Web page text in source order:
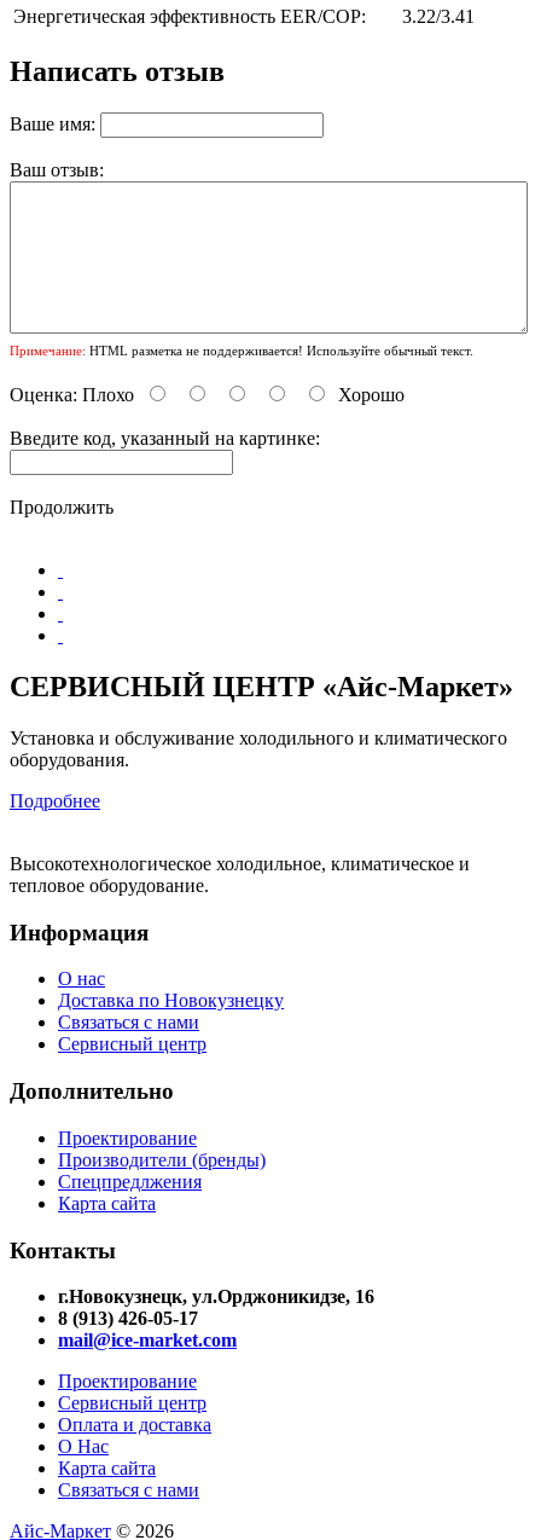
Энергетическая эффективность EER/COP:
3.22/3.41
Написать отзыв
Ваше имя:
Ваш отзыв:
Примечание: HTML разметка не поддерживается! Используйте обычный текст.
Оценка: Плохо Хорошо
Введите код, указанный на картинке:
Продолжить
СЕРВИСНЫЙ ЦЕНТР «Айс-Маркет»
Установка и обслуживание холодильного и климатического
оборудования.
Подробнее
Высокотехнологическое холодильное, климатическое и
тепловое оборудование.
Информация
О нас
Доставка по Новокузнецку
Связаться с нами
Сервисный центр
Дополнительно
Проектирование
Производители (бренды)
Спецпредлжения
Карта сайта
Контакты
г.Новокузнецк, ул.Орджоникидзе, 16
8 (913) 426-05-17
mail@ice-market.com
Проектирование
Сервисный центр
Оплата и доставка
О Нас
Карта сайта
Связаться с нами
Айс-Маркет © 2026